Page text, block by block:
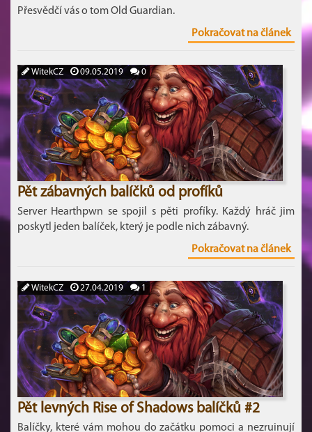
Přesvědčí vás o tom Old Guardian.
Pokračovat na článek
WitekCZ 09.05.2019 0
Pět zábavných balíčků od profíků
Server Hearthpwn se spojil s pěti profíky. Každý hráč jim
poskytl jeden balíček, který je podle nich zábavný.
Pokračovat na článek
WitekCZ 27.04.2019 1
Pět levných Rise of Shadows balíčků #2
Balíčky, které vám mohou do začátku pomoci a nezruinují